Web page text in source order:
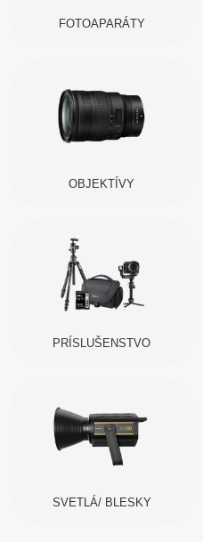
FOTOAPARÁTY
OBJEKTÍVY
PRÍSLUŠENSTVO
SVETLÁ/ BLESKY